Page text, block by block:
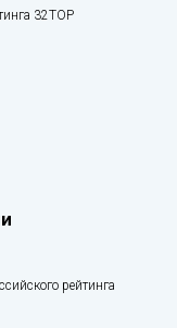
32TOP
рейтинга